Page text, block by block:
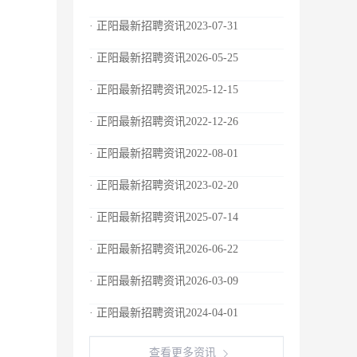
· 正阳最新招聘资讯2023-07-31
· 正阳最新招聘资讯2026-05-25
· 正阳最新招聘资讯2025-12-15
· 正阳最新招聘资讯2022-12-26
· 正阳最新招聘资讯2022-08-01
· 正阳最新招聘资讯2023-02-20
· 正阳最新招聘资讯2025-07-14
· 正阳最新招聘资讯2026-06-22
· 正阳最新招聘资讯2026-03-09
· 正阳最新招聘资讯2024-04-01
查看更多资讯